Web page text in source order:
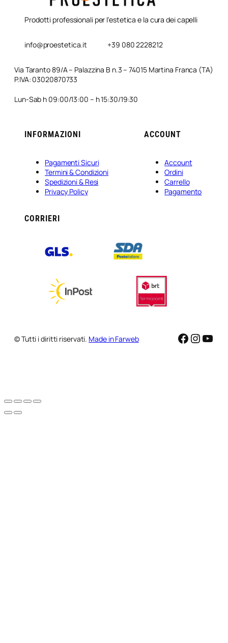
Prodotti professionali per l'estetica e la cura dei capelli
info@proestetica.it +39 080 2228212
Via Taranto 89/A – Palazzina B n.3 – 74015 Martina Franca (TA)
P.IVA: 03020870733
Lun-Sab h 09:00/13:00 – h 15:30/19:30
INFORMAZIONI
Pagamenti Sicuri
Termini & Condizioni
Spedizioni & Resi
Privacy Policy
ACCOUNT
Account
Ordini
Carrello
Pagamento
CORRIERI
© Tutti i diritti riservati. Made in Farweb